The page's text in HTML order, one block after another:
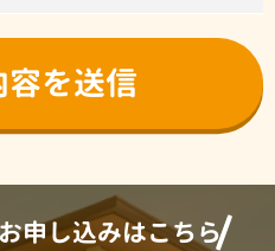
申し込みはこちら